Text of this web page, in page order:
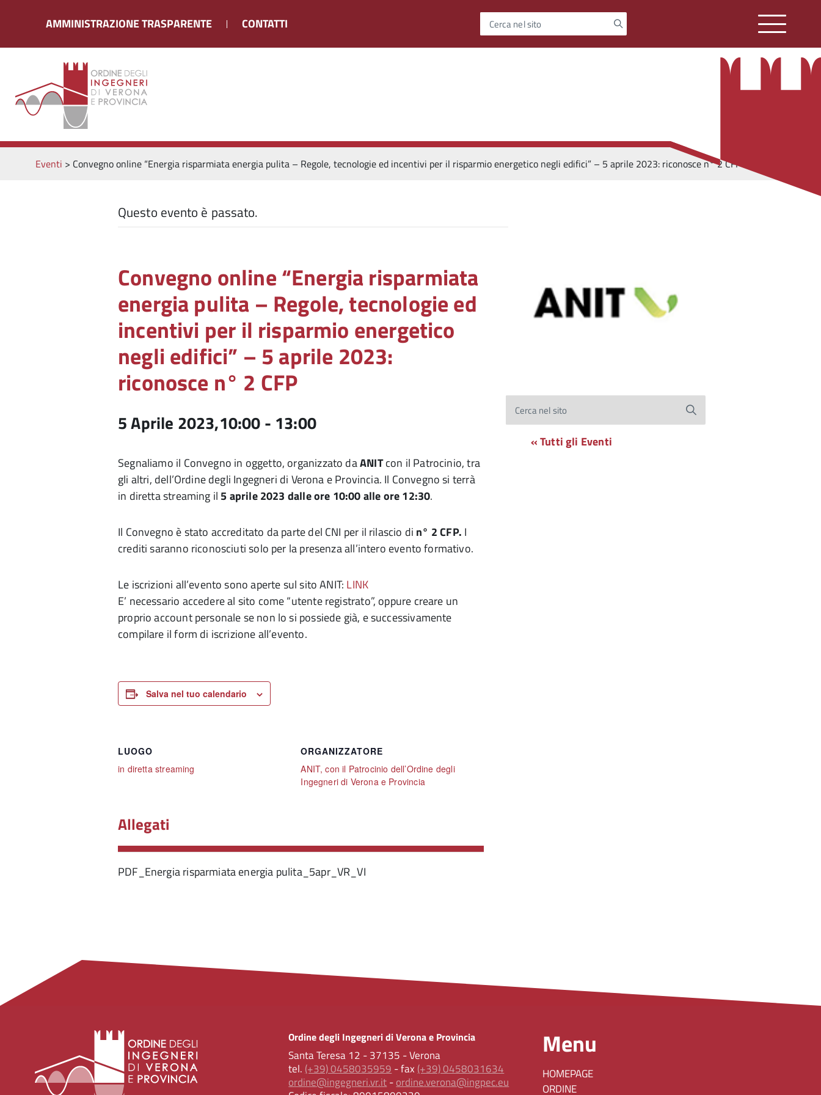
AMMINISTRAZIONE TRASPARENTE CONTATTI Cerca nel sito
Eventi > Convegno online “Energia risparmiata energia pulita – Regole, tecnologie ed incentivi per il risparmio energetico negli edifici” – 5 aprile 2023: riconosce n° 2 CFP
Questo evento è passato.
Convegno online “Energia risparmiata
energia pulita – Regole, tecnologie ed
incentivi per il risparmio energetico
negli edifici” – 5 aprile 2023:
riconosce n° 2 CFP
5 Aprile 2023,10:00- 13:00
Segnaliamo il Convegno in oggetto, organizzato daANITcon il Patrocinio, tra
gli altri, dell’Ordine degli Ingegneri di Verona e Provincia. Il Convegno si terrà
in diretta streaming il 5 aprile 2023 dalle ore 10:00 alle ore 12:30.
Il Convegno è stato accreditato da parte del CNI per il rilascio di n° 2 CFP. I
crediti saranno riconosciuti solo per la presenza all’intero evento formativo.
Le iscrizioni all’evento sono aperte sul sito ANIT: LINK
E’ necessario accedere al sito come “utente registrato”, oppure creare un
proprio account personale se non lo si possiede già, e successivamente
compilare il form di iscrizione all’evento.
Salva nel tuo calendario
LUOGO
in diretta streaming
ORGANIZZATORE
ANIT, con il Patrocinio dell’Ordine degli
Ingegneri di Verona e Provincia
Allegati
PDF_Energia risparmiata energia pulita_5apr_VR_VI
Cerca nel sito
« Tutti gli Eventi
Ordine degli Ingegneri di Verona e Provincia
Santa Teresa 12 - 37135 - Verona
tel. (+39) 0458035959 - fax (+39) 0458031634
ordine@ingegneri.vr.it-ordine.verona@ingpec.eu
Menu
HOMEPAGE
ORDINE